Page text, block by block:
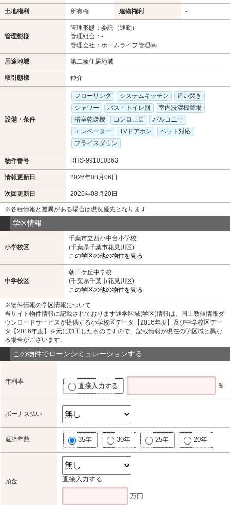
土地権利 所有権 建物権利 -
管理態様
管理形態：委託（通勤）
管理組合：-
管理会社：ホームライフ管理㈱
用途地域 第二種住居地域
取引態様 仲介
設備・条件
フローリング システムキッチン
追い焚き
シャワー
バス・トイレ別
室内洗濯機置場
浴室乾燥機
コンロ三口
バルコニー
エレベーター
TVドアホン
ペット対応
プライスダウン
物件番号 RHS-991010863
情報更新日 2026年08月06日
次回更新日 2026年08月20日
※各種情報と差異がある場合は現況優先となります
学区情報
小学校区
千葉市立西小中台小学校
(千葉県千葉市花見川区)
この学区の他の物件を見る
中学校区
朝日ケ丘中学校
(千葉県千葉市花見川区)
この学区の他の物件を見る
※物件情報の学区情報について
当サイト物件情報に記載されております通学区域(学区)情報は、国土数値情報ダ
ウンロードサービスが提供する小学校区データ【2016年度】及び中学校区デー
タ【2016年度】を元に加工したものですので、記載情報が現在の学区域と異な
る場合がございます。
この物件でローンシミュレーションする
年利率
直接入力する ％
ボーナス払い
返済年数 35年 30年 25年 20年
頭金 直接入力する
万円